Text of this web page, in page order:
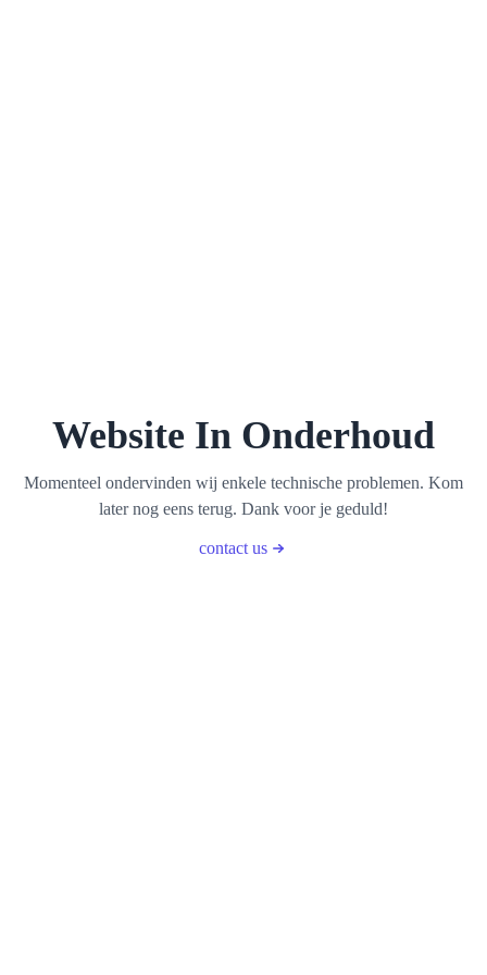
Website In Onderhoud
Momenteel ondervinden wij enkele technische problemen. Kom
later nog eens terug. Dank voor je geduld!
contact us